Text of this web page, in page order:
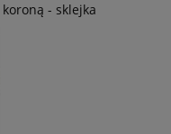
- sklejka